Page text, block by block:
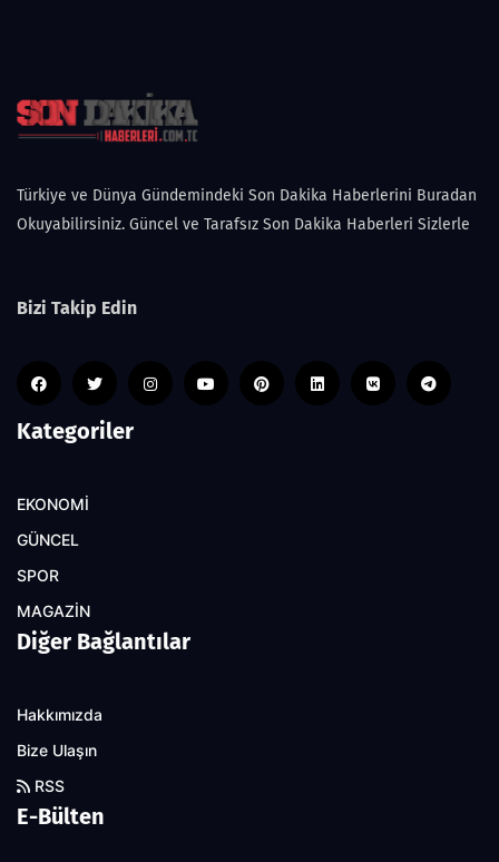
Türkiye ve Dünya Gündemindeki Son Dakika Haberlerini Buradan
Okuyabilirsiniz. Güncel ve Tarafsız Son Dakika Haberleri Sizlerle
Bizi Takip Edin
Kategoriler
EKONOMİ
GÜNCEL
SPOR
MAGAZİN
Diğer Bağlantılar
Hakkımızda
Bize Ulaşın
RSS
E-Bülten